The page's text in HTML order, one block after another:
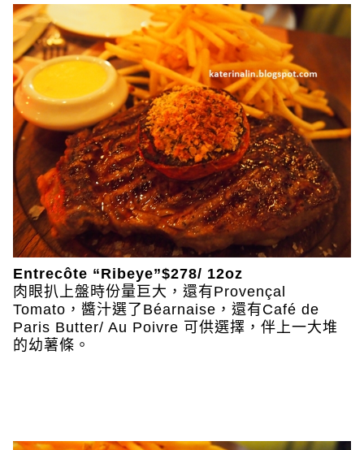
Entrecôte “Ribeye”$278/ 12oz
肉眼扒上盤時份量巨大，還有Provençal
Tomato，醬汁選了Béarnaise，還有Café de
Paris Butter/ Au Poivre 可供選擇，伴上一大堆
的幼薯條。